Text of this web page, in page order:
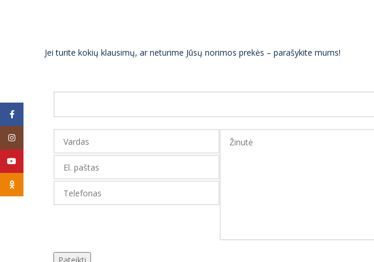
Jei turite kokių klausimų, ar neturime Jūsų norimos prekės – parašykite mums!
Facebook
Instagram
Odnoklassniki